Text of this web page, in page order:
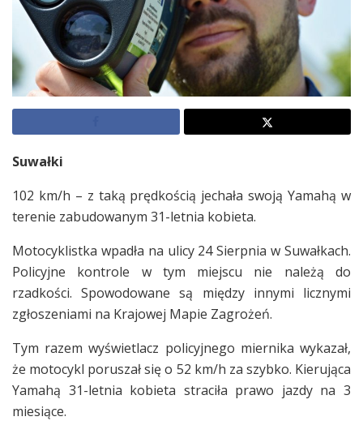
Suwałki
102 km/h – z taką prędkością jechała swoją Yamahą w
terenie zabudowanym 31-letnia kobieta.
Motocyklistka wpadła na ulicy 24 Sierpnia w Suwałkach.
Policyjne kontrole w tym miejscu nie należą do
rzadkości. Spowodowane są między innymi licznymi
zgłoszeniami na Krajowej Mapie Zagrożeń.
Tym razem wyświetlacz policyjnego miernika wykazał,
że motocykl poruszał się o 52 km/h za szybko. Kierująca
Yamahą 31-letnia kobieta straciła prawo jazdy na 3
miesiące.